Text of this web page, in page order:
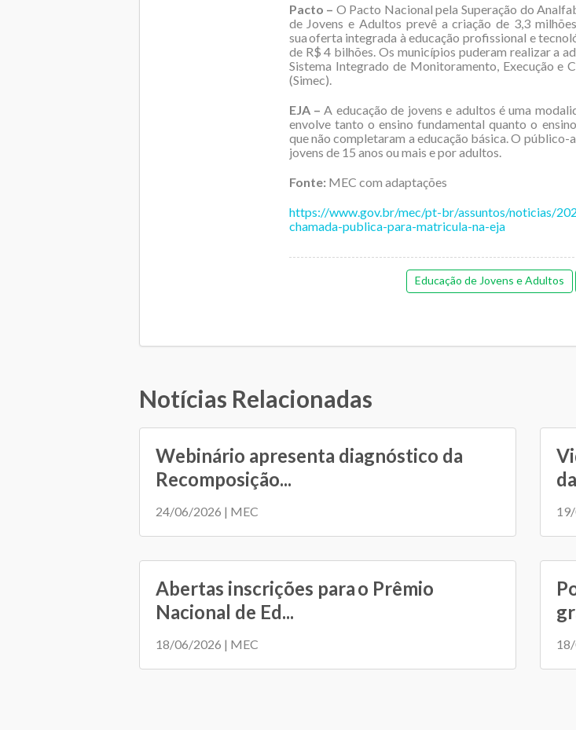
Pacto – O Pacto Nacional pela Superação do
de Jovens e Adultos prevê a criação de 3,3
sua oferta integrada à educação profissional e
de R$ 4 bilhões. Os municípios puderam realizar a
Sistema Integrado de Monitoramento, Execução e
(Simec).
EJA – A educação de jovens e adultos é uma
envolve tanto o ensino fundamental quanto o
que não completaram a educação básica. O
jovens de 15 anos ou mais e por adultos.
Fonte: MEC com adaptações
https://www.gov.br/mec/pt-br/assuntos/noticias/
chamada-publica-para-matricula-na-eja
Educação de Jovens e Adultos
Notícias Relacionadas
Webinário apresenta diagnóstico da
Recomposição...
24/06/2026 | MEC
Abertas inscrições para o Prêmio
Nacional de Ed...
18/06/2026 | MEC